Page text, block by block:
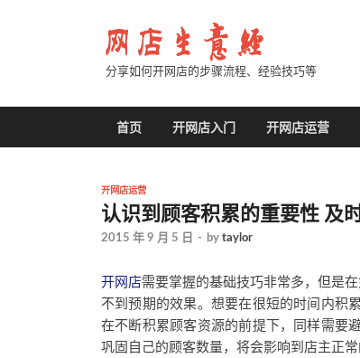
分享如何开网店的步骤流程、经验技巧等
首页 开网店入门 开网店运营
开网店运营
认识到顾客积累的重要性 及
2015 年 9 月 5 日 - by taylor
开网店需要掌握的基础技巧非常多，但是
不到预期的效果。想要在很短的时间内积
在不断积累顾客资源的前提下，同样需要
巩固自己的顾客数量，将会影响到店主正常